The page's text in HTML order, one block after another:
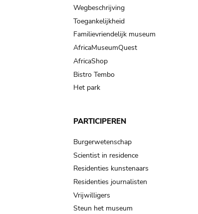
Wegbeschrijving
Toegankelijkheid
Familievriendelijk museum
AfricaMuseumQuest
AfricaShop
Bistro Tembo
Het park
PARTICIPEREN
Burgerwetenschap
Scientist in residence
Residenties kunstenaars
Residenties journalisten
Vrijwilligers
Steun het museum